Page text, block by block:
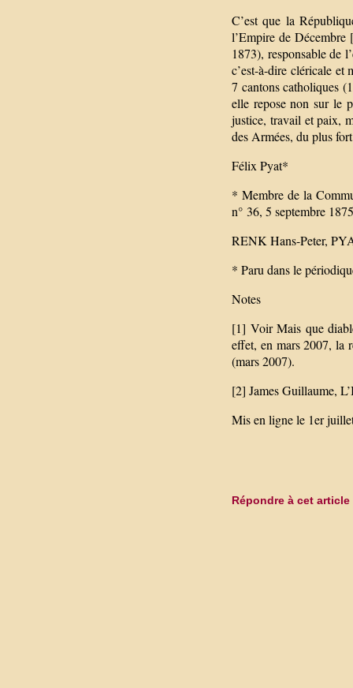
C’est que la
l’Empire de
1873), responsable de
c’est-à-dire cléricale et
7 cantons catholiques
elle repose non sur le
justice, travail et paix,
des Armées, du plus
Félix Pyat*
* Membre de la
n° 36, 5 septembre
RENK Hans-Peter,
* Paru dans le
Notes
[1] Voir Mais que
effet, en mars 2007, la
(mars 2007).
[2] James Guillaume,
Mis en ligne le 1er
Répondre à cet article